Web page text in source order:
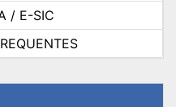
/ E-SIC